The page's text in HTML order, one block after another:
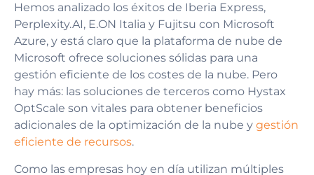
Hemos analizado los éxitos de Iberia Express,
Perplexity.AI, E.ON Italia y Fujitsu con Microsoft
Azure, y está claro que la plataforma de nube de
Microsoft ofrece soluciones sólidas para una
gestión eficiente de los costes de la nube. Pero
hay más: las soluciones de terceros como Hystax
OptScale son vitales para obtener beneficios
adicionales de la optimización de la nube y gestión
eficiente de recursos.
Como las empresas hoy en día utilizan múltiples